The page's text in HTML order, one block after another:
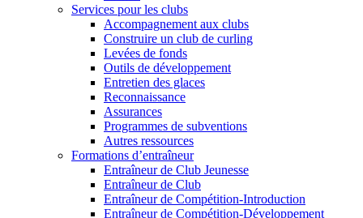
Services pour les clubs
Accompagnement aux clubs
Construire un club de curling
Levées de fonds
Outils de développement
Entretien des glaces
Reconnaissance
Assurances
Programmes de subventions
Autres ressources
Formations d’entraîneur
Entraîneur de Club Jeunesse
Entraîneur de Club
Entraîneur de Compétition-Introduction
Entraîneur de Compétition-Développement